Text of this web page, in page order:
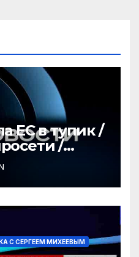
ЕС в тупик /
/
/ РЕН
С СЕРГЕЕМ МИХЕЕВЫМ